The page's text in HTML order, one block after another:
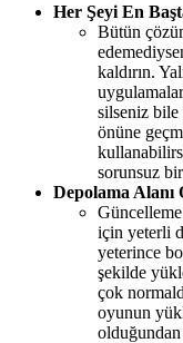
Her Şeyi En
Bütün
kaldırın.
silseniz bile
önüne
sorunsuz
Depolama Alanı
için yeterli
yeterince
şekilde
çok
oyunun